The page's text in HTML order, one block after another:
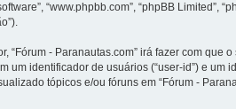
“www.phpbb.com”, “phpBB Limited”,
- Paranautas.com” irá fazer com
identificador de usuários (“user-id”) e um
tópicos e/ou fóruns em “Fórum -